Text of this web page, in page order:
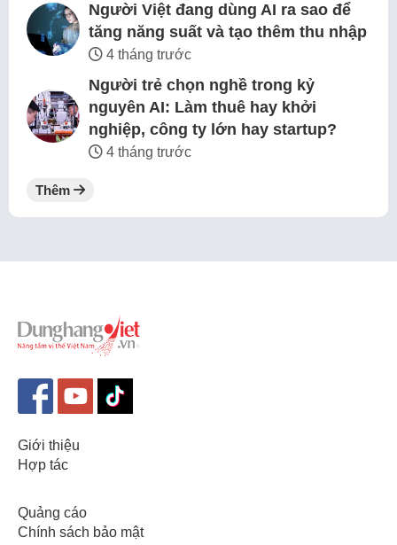
Người Việt đang dùng AI ra sao để
tăng năng suất và tạo thêm thu nhập
4 tháng trước
Người trẻ chọn nghề trong kỷ
nguyên AI: Làm thuê hay khởi
nghiệp, công ty lớn hay startup?
4 tháng trước
Thêm
Giới thiệu
Hợp tác
Quảng cáo
Chính sách bảo mật